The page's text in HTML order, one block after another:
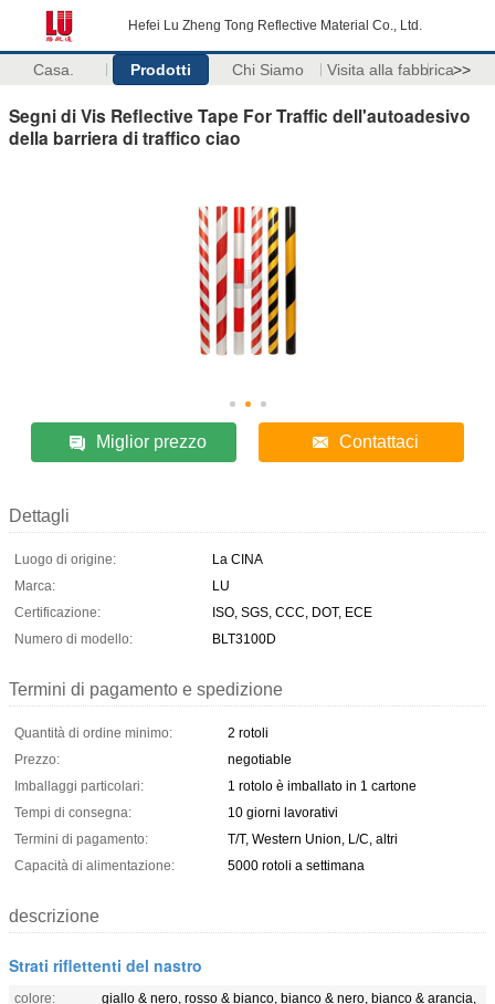
Hefei Lu Zheng Tong Reflective Material Co., Ltd.
Casa. Prodotti Chi Siamo Visita alla fabbrica>>
Segni di Vis Reflective Tape For Traffic dell'autoadesivo
della barriera di traffico ciao
Miglior prezzo Contattaci
Dettagli
Luogo di origine:
La CINA
Marca:
LU
Certificazione:
ISO, SGS, CCC, DOT, ECE
Numero di modello:
BLT3100D
Termini di pagamento e spedizione
Quantità di ordine minimo:
2 rotoli
Prezzo:
negotiable
Imballaggi particolari:
1 rotolo è imballato in 1 cartone
Tempi di consegna:
10 giorni lavorativi
Termini di pagamento:
T/T, Western Union, L/C, altri
Capacità di alimentazione:
5000 rotoli a settimana
descrizione
Strati riflettenti del nastro
colore:
giallo & nero, rosso & bianco, bianco & nero, bianco & arancia,